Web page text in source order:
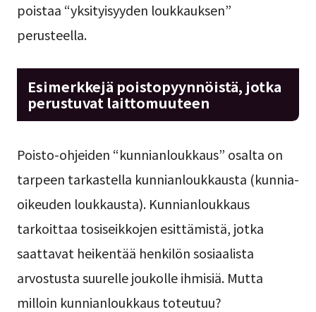
poistaa “yksityisyyden loukkauksen”
perusteella.
Esimerkkejä poistopyynnöistä, jotka
perustuvat laittomuuteen
Poisto-ohjeiden “kunnianloukkaus” osalta on
tarpeen tarkastella kunnianloukkausta (kunnia-
oikeuden loukkausta). Kunnianloukkaus
tarkoittaa tosiseikkojen esittämistä, jotka
saattavat heikentää henkilön sosiaalista
arvostusta suurelle joukolle ihmisiä. Mutta
milloin kunnianloukkaus toteutuu?